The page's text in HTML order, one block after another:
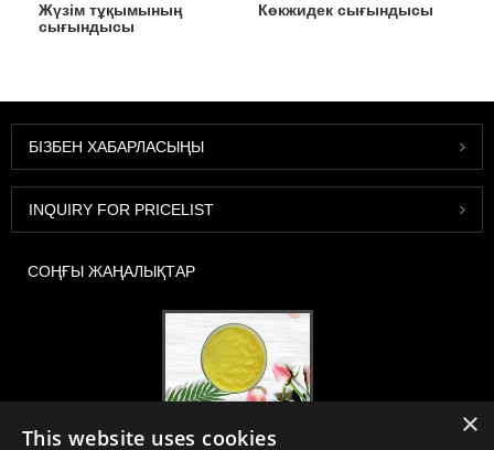
Жүзім тұқымының
сығындысы
Көкжидек сығындысы
БІЗБЕН ХАБАРЛАСЫҢЫ
INQUIRY FOR PRICELIST
СОҢҒЫ ЖАҢАЛЫҚТАР
×
This website uses cookies